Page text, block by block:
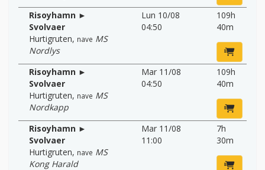
Risoyhamn ►
Svolvaer
Hurtigruten, nave MS
Nordlys
Lun 10/08
04:50
109h
40m
Risoyhamn ►
Svolvaer
Hurtigruten, nave MS
Nordkapp
Mar 11/08
04:50
109h
40m
Risoyhamn ►
Svolvaer
Hurtigruten, nave MS
Kong Harald
Mar 11/08
11:00
7h
30m